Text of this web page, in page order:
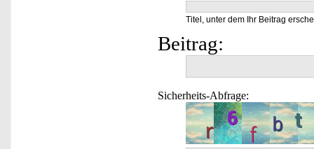
Titel, unter dem Ihr Beitrag
Beitrag:
Sicherheits-Abfrage: